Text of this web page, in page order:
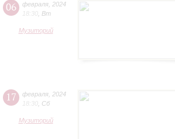
06 февраля 2024
18:30 Вт
Музиторий
17 февраля 2024
18:30 Сб
Музиторий